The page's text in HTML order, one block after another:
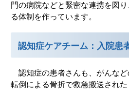
門の病院などと緊密な連携を図
る体制を作っています。
認知症ケアチーム：入院患
認知症の患者さんも、がんなど
転倒による骨折で救急搬送され